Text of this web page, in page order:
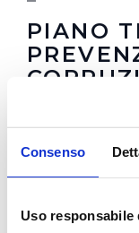
Consenso
Uso responsabile
PIANO
Regolamentoe
Prevenzione